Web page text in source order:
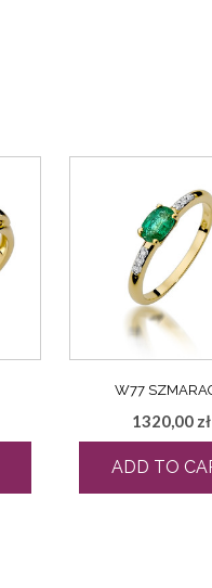
W77
1320,00 zł
ADD TO